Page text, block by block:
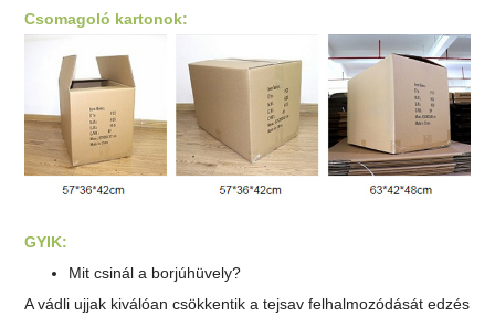
Csomagoló kartonok:
GYIK:
Mit csinál a borjúhüvely?
A vádli ujjak kiválóan csökkentik a tejsav felhalmozódását edzés